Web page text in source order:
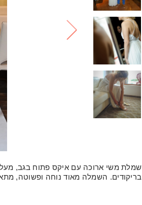
שמלת משי ארוכה עם איקס פתוח בגב,
בריקודים. השמלה מאוד נוחה ופשוטה,